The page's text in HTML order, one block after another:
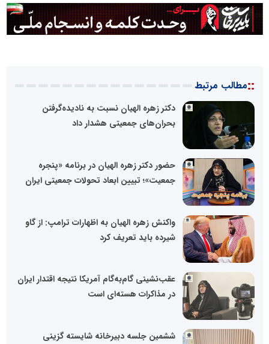
::مطالب مرتبط
دکتر زهره الهیان نسبت به نادیده‌گرفتن
بحران‌های جمعیتی هشدار داد
حضور دکتر زهره الهیان در برنامه «پنجره
جمعیت»؛ تبیین ابعاد تحولات جمعیتی ایران
واکنش زهره الهیان به اظهارات ترامپ: از گاو
شیرده باید تعریف کرد
عقب‌نشینی گام‌به‌گام آمریکا نتیجه اقتدار ایران
در مذاکرات هسته‌ای است
ششمین جلسه دبیرخانه شایسته گزینی